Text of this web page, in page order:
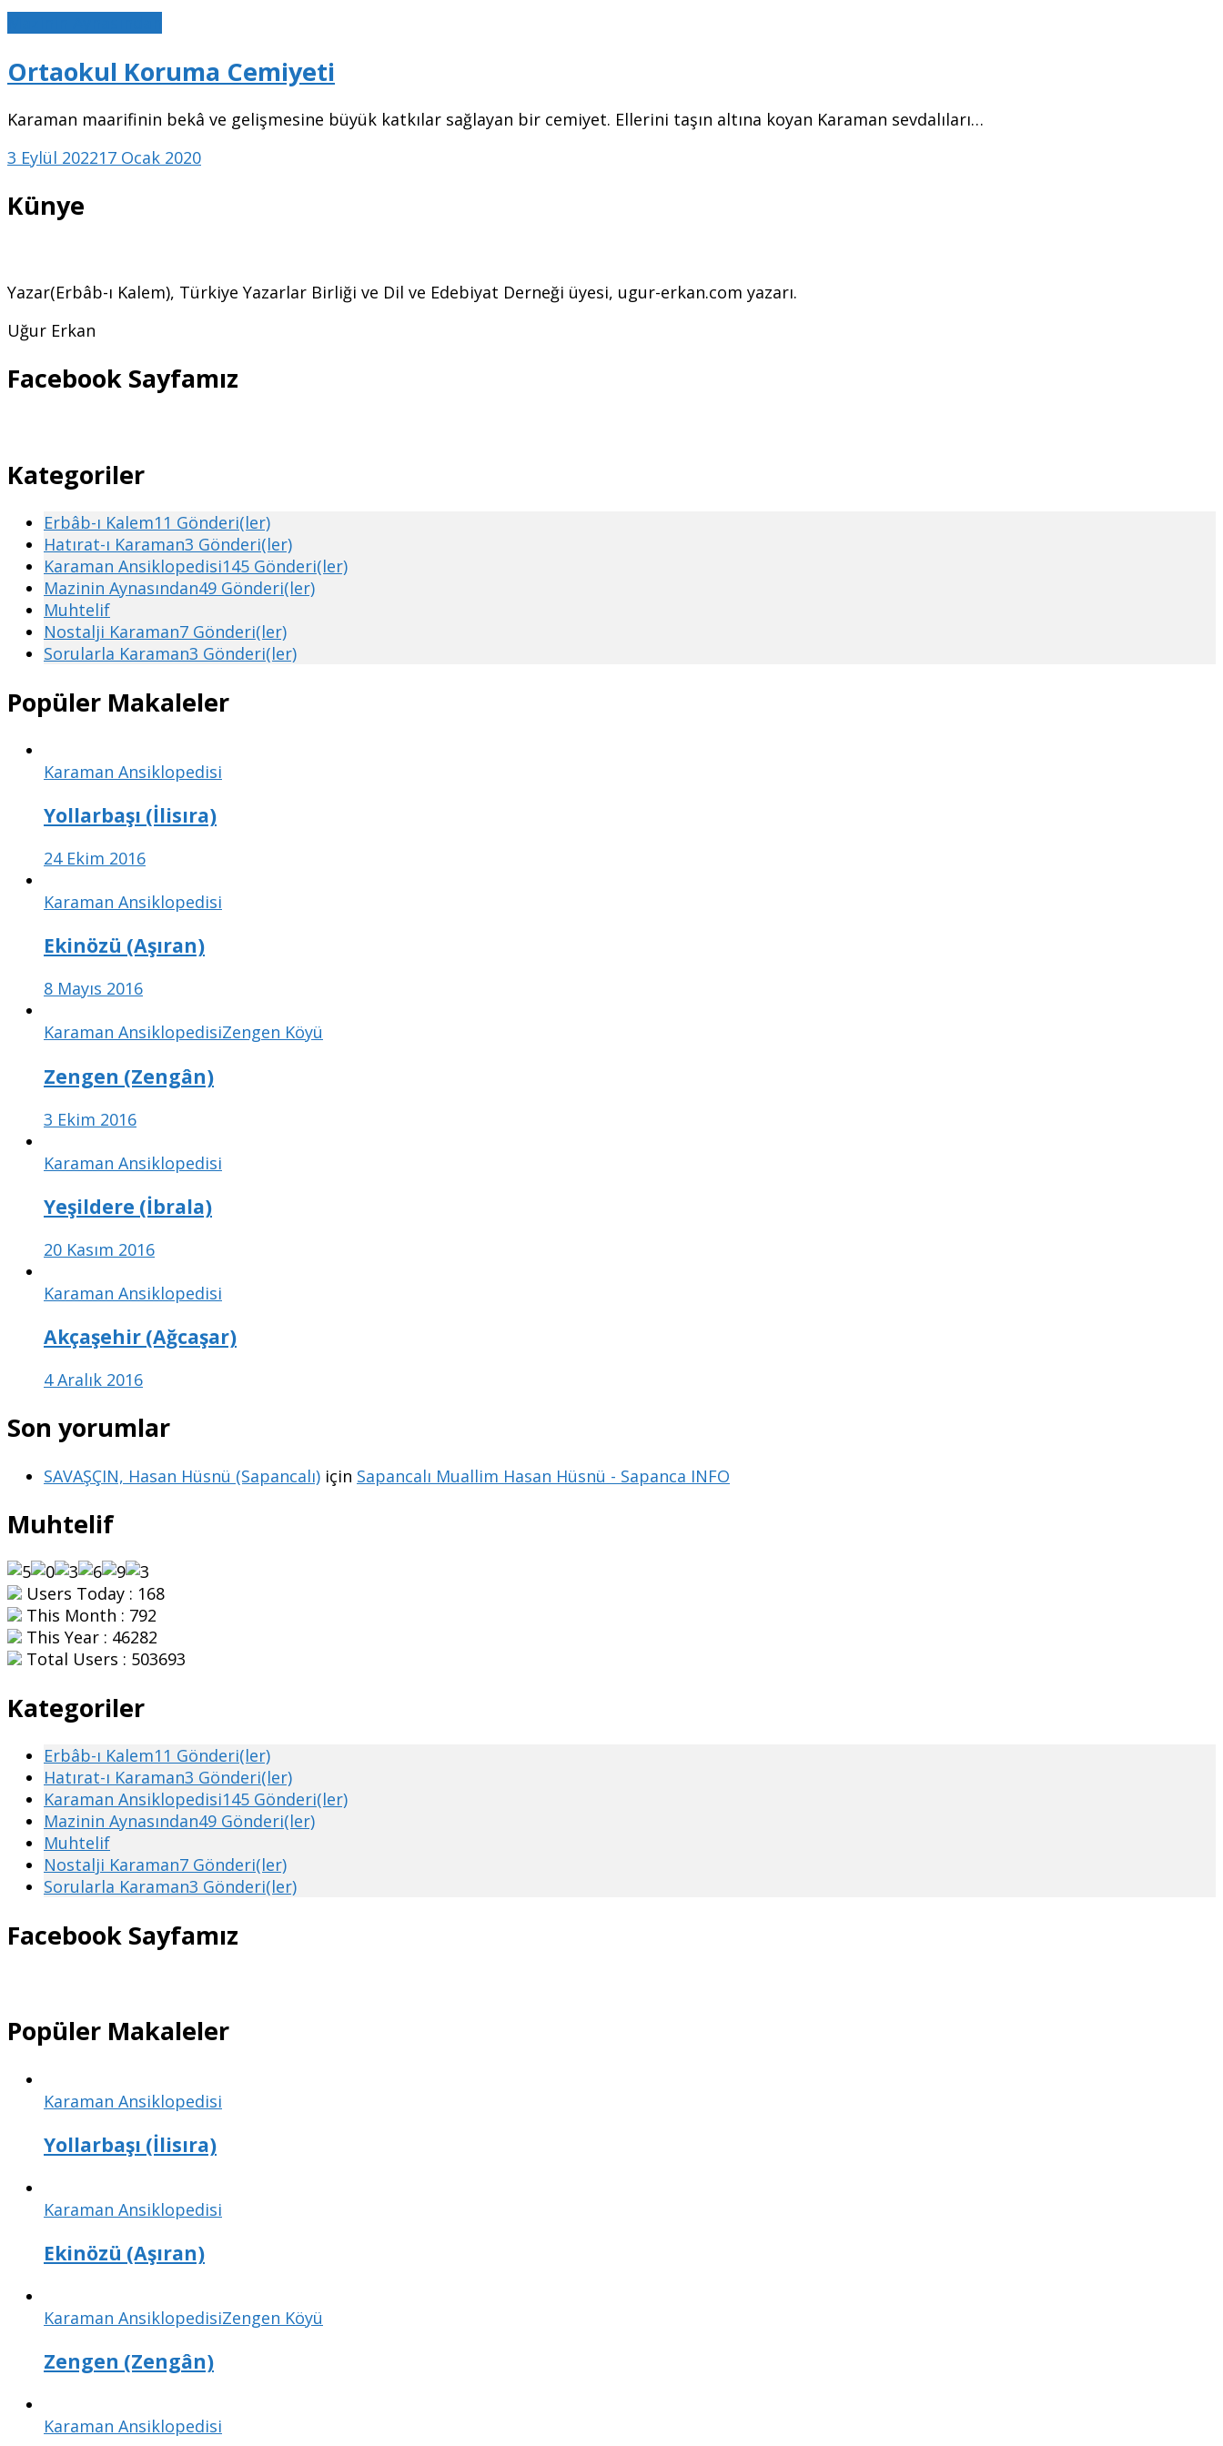
Ortaokul Koruma Cemiyeti
Karaman maarifinin bekâ ve gelişmesine büyük katkılar sağlayan bir cemiyet. Ellerini taşın altına koyan Karaman sevdalıları…
3 Eylül 202217 Ocak 2020
Künye
Yazar(Erbâb-ı Kalem), Türkiye Yazarlar Birliği ve Dil ve Edebiyat Derneği üyesi, ugur-erkan.com yazarı.
Uğur Erkan
Facebook Sayfamız
Kategoriler
Erbâb-ı Kalem11 Gönderi(ler)
Hatırat-ı Karaman3 Gönderi(ler)
Karaman Ansiklopedisi145 Gönderi(ler)
Mazinin Aynasından49 Gönderi(ler)
Muhtelif
Nostalji Karaman7 Gönderi(ler)
Sorularla Karaman3 Gönderi(ler)
Popüler Makaleler
Karaman Ansiklopedisi
Yollarbaşı (İlisıra)
24 Ekim 2016
Karaman Ansiklopedisi
Ekinözü (Aşıran)
8 Mayıs 2016
Karaman AnsiklopedisiZengen Köyü
Zengen (Zengân)
3 Ekim 2016
Karaman Ansiklopedisi
Yeşildere (İbrala)
20 Kasım 2016
Karaman Ansiklopedisi
Akçaşehir (Ağcaşar)
4 Aralık 2016
Son yorumlar
SAVAŞÇIN, Hasan Hüsnü (Sapancalı) için Sapancalı Muallim Hasan Hüsnü - Sapanca INFO
Muhtelif
Users Today : 168
This Month : 792
This Year : 46282
Total Users : 503693
Kategoriler
Erbâb-ı Kalem11 Gönderi(ler)
Hatırat-ı Karaman3 Gönderi(ler)
Karaman Ansiklopedisi145 Gönderi(ler)
Mazinin Aynasından49 Gönderi(ler)
Muhtelif
Nostalji Karaman7 Gönderi(ler)
Sorularla Karaman3 Gönderi(ler)
Facebook Sayfamız
Popüler Makaleler
Karaman Ansiklopedisi
Yollarbaşı (İlisıra)
Karaman Ansiklopedisi
Ekinözü (Aşıran)
Karaman AnsiklopedisiZengen Köyü
Zengen (Zengân)
Karaman Ansiklopedisi